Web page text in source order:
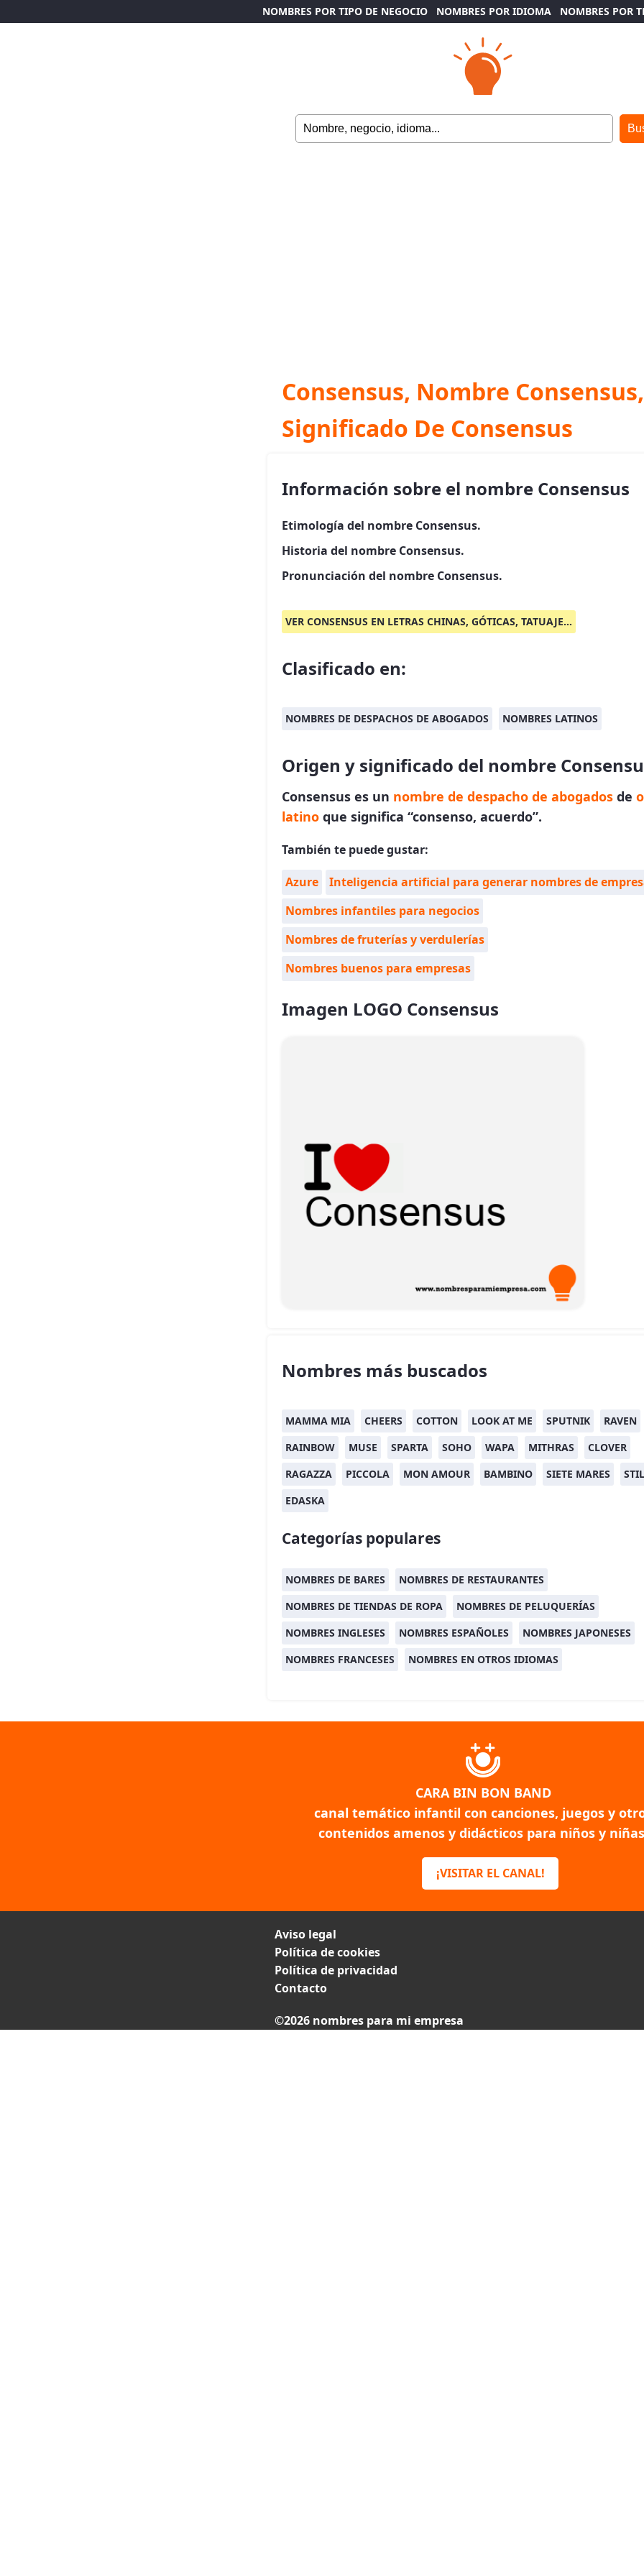
NOMBRES POR TIPO DE NEGOCIO NOMBRES POR IDIOMA NOMBRES POR
Consensus, Nombre Consensus,
Significado De Consensus
Información sobre el nombre Consensus
Etimología del nombre Consensus.
Historia del nombre Consensus.
Pronunciación del nombre Consensus.
VER CONSENSUS EN LETRAS CHINAS, GÓTICAS, TATUAJE...
Clasificado en:
NOMBRES DE DESPACHOS DE ABOGADOS NOMBRES LATINOS
Origen y significado del nombre
Consensus es un nombre de despacho de abogados de
latino que significa “consenso, acuerdo”.
También te puede gustar:
Azure
Inteligencia artificial para generar nombres de
Nombres infantiles para negocios
Nombres de fruterías y verdulerías
Nombres buenos para empresas
Imagen LOGO Consensus
Nombres más buscados
MAMMA MIA CHEERS COTTON LOOK AT ME SPUTNIK
RAVEN
RAINBOW
MUSE SPARTA SOHO WAPA MITHRAS
CLOVER
RAGAZZA
PICCOLA MON AMOUR BAMBINO SIETE MARES
EDASKA
Categorías populares
NOMBRES DE BARES
NOMBRES DE RESTAURANTES
NOMBRES DE TIENDAS DE ROPA
NOMBRES DE PELUQUERÍAS
NOMBRES INGLESES
NOMBRES ESPAÑOLES
NOMBRES JAPONESES
NOMBRES FRANCESES
NOMBRES EN OTROS IDIOMAS
CARA BIN BON BAND
canal temático infantil con canciones, juegos y
contenidos amenos y didácticos para niños y
¡VISITAR EL CANAL!
Aviso legal
Política de cookies
Política de privacidad
Contacto
©2026 nombres para mi empresa